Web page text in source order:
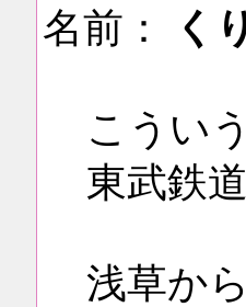
名前：
く
こうい
東武鉄道
浅草か